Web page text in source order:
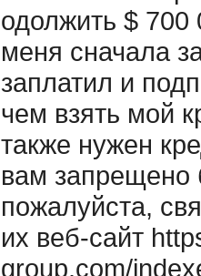
одолжить $
меня сначала
заплатил и
чем взять мой
также нужен
вам запрещено
пожалуйста,
их веб-сайт
group.com/